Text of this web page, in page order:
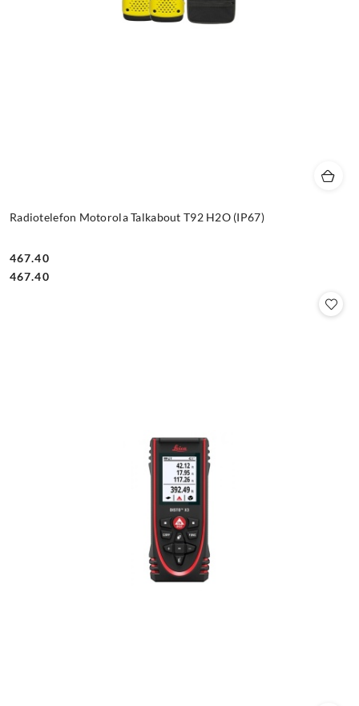
Radiotelefon Motorola Talkabout T92 H2O (IP67)
Cena:
467.40
Cena:
467.40